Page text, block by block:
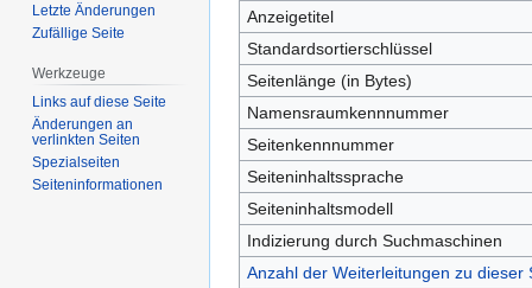
springen
springen
Anzeigetitel
Standardsortierschlüssel
Seitenlänge (in Bytes)
Namensraumkennnummer
Seitenkennnummer
Seiteninhaltssprache
Seiteninhaltsmodell
Indizierung durch Suchmaschinen
Anzahl der Weiterleitungen zu dieser
Letzte Änderungen
Zufällige Seite
Werkzeuge
Links auf diese Seite
Änderungen an
verlinkten Seiten
Spezialseiten
Seiten­­informationen